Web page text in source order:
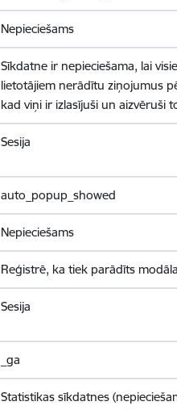
Nepieciešams
Sīkdatne ir nepieciešama, lai
lietotājiem nerādītu ziņojumus
kad viņi ir izlasījuši un aizvēruši
Sesija
auto_popup_showed
Nepieciešams
Reģistrē, ka tiek parādīts
Sesija
_ga
Statistikas sīkdatnes